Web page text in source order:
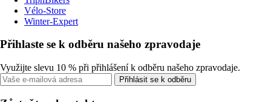
Vélo-Store
Winter-Expert
Přihlaste se k odběru našeho zpravodaje
Využijte slevu 10 % při přihlášení k odběru našeho zpravodaje.
Přihlásit se k odběru